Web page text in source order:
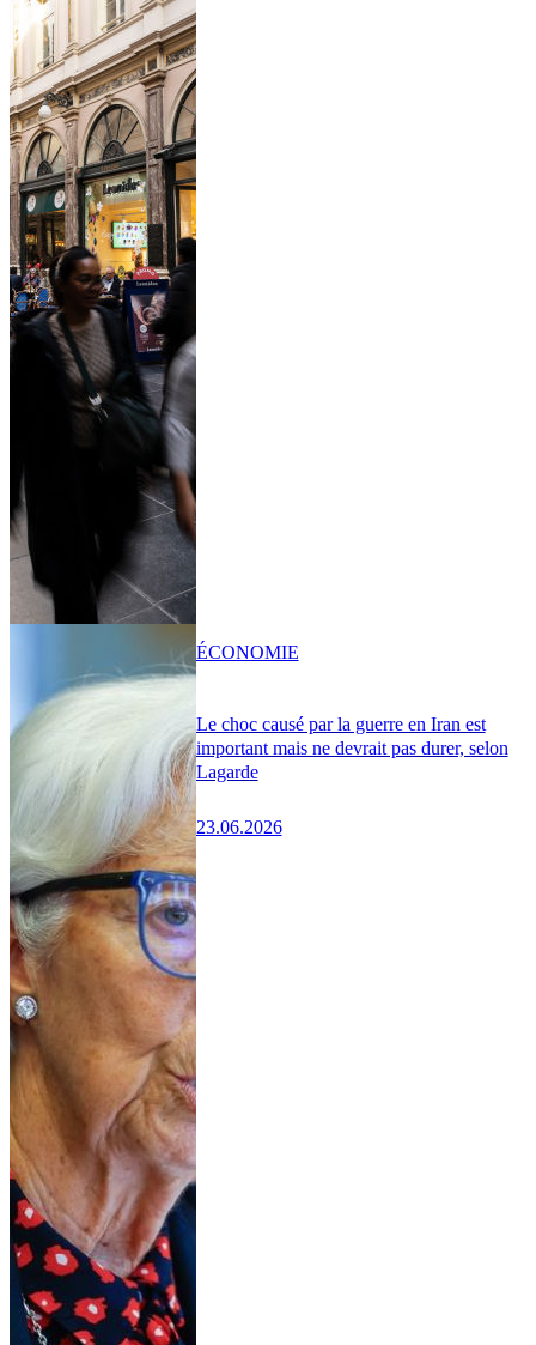
Le choc causé par la guerre en Iran est
important mais ne devrait pas durer, selon
Lagarde
23.06.2026
ÉCONOMIE